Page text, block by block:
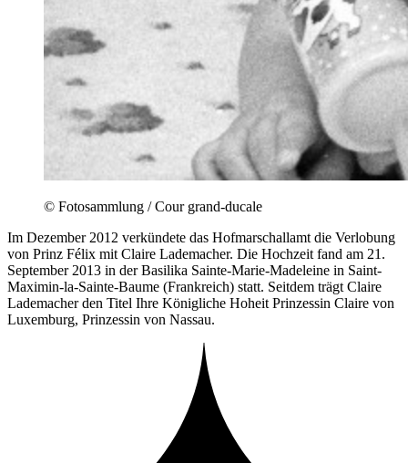
© Fotosammlung / Cour grand-ducale
Im Dezember 2012 verkündete das Hofmarschallamt die Verlobung
von Prinz Félix mit Claire Lademacher. Die Hochzeit fand am 21.
September 2013 in der Basilika Sainte-Marie-Madeleine in Saint-
Maximin-la-Sainte-Baume (Frankreich) statt. Seitdem trägt Claire
Lademacher den Titel Ihre Königliche Hoheit Prinzessin Claire von
Luxemburg, Prinzessin von Nassau.